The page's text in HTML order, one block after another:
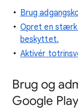
Brug
Opret en stærk
beskyttet.
Aktivér
Brug og
Google